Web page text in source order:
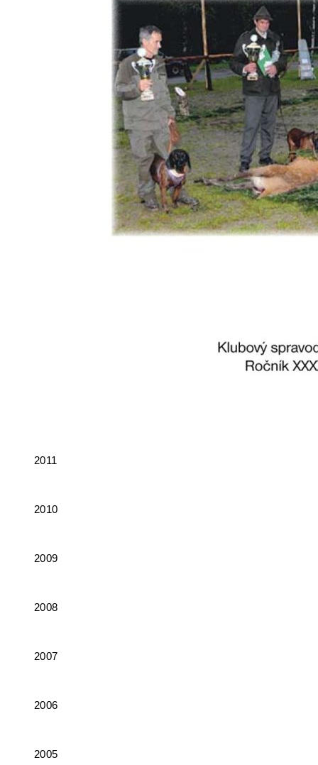
2011
2010
2009
2008
2007
2006
2005